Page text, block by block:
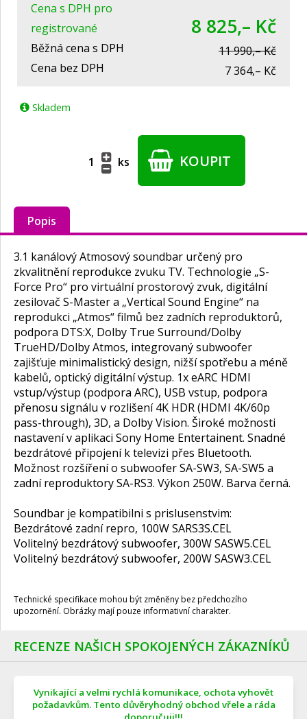
Cena s DPH pro
registrované
8 825,– Kč
Běžná cena s DPH
11 990,– Kč
Cena bez DPH
7 364,– Kč
Skladem
ks KOUPIT
Popis
3.1 kanálový Atmosový soundbar určený pro
zkvalitnění reprodukce zvuku TV. Technologie „S-
Force Pro“ pro virtuální prostorový zvuk, digitální
zesilovač S-Master a „Vertical Sound Engine“ na
reprodukci „Atmos“ filmů bez zadních reproduktorů,
podpora DTS:X, Dolby True Surround/Dolby
TrueHD/Dolby Atmos, integrovaný subwoofer
zajišťuje minimalistický design, nižší spotřebu a méně
kabelů, optický digitální výstup. 1x eARC HDMI
vstup/výstup (podpora ARC), USB vstup, podpora
přenosu signálu v rozlišení 4K HDR (HDMI 4K/60p
pass-through), 3D, a Dolby Vision. Široké možnosti
nastavení v aplikaci Sony Home Entertainent. Snadné
bezdrátové připojení k televizi přes Bluetooth.
Možnost rozšíření o subwoofer SA-SW3, SA-SW5 a
zadní reproduktory SA-RS3. Výkon 250W. Barva černá.
Soundbar je kompatibilni s prislusenstvim:
Bezdrátové zadní repro, 100W SARS3S.CEL
Volitelný bezdrátový subwoofer, 300W SASW5.CEL
Volitelný bezdrátový subwoofer, 200W SASW3.CEL
Technické specifikace mohou být změněny bez předchozího
upozornění. Obrázky mají pouze informativní charakter.
RECENZE NAŠICH SPOKOJENÝCH ZÁKAZNÍKŮ
Vynikající a velmi rychlá komunikace, ochota vyhovět
požadavkům. Tento důvěryhodný obchod vřele a ráda